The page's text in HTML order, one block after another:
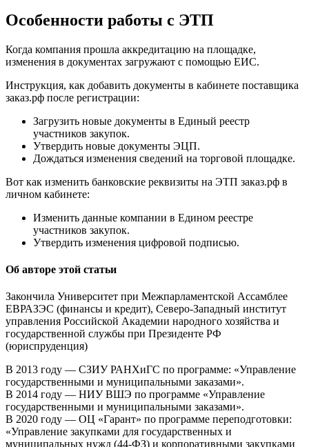
Особенности работы с ЭТП
Когда компания прошла аккредитацию на площадке,
изменения в документах загружают с помощью ЕИС.
Инструкция, как добавить документы в кабинете поставщика
заказ.рф после регистрации:
Загрузить новые документы в Единый реестр
участников закупок.
Утвердить новые документы ЭЦП.
Дождаться изменения сведений на торговой площадке.
Вот как изменить банковские реквизиты на ЭТП заказ.рф в
личном кабинете:
Изменить данные компании в Едином реестре
участников закупок.
Утвердить изменения цифровой подписью.
Об авторе этой статьи
Закончила Университет при Межпарламентской Ассамблее
ЕВРАЗЭС (финансы и кредит), Северо-Западный институт
управления Российской Академии народного хозяйства и
государственной службы при Президенте РФ
(юриспруденция)
В 2013 году — СЗИУ РАНХиГС по программе: «Управление
государственными и муниципальными заказами».
В 2014 году — НИУ ВШЭ по программе «Управление
государственными и муниципальными заказами».
В 2020 году — ОЦ «Гарант» по программе переподготовки:
«Управление закупками для государственных и
муниципальных нужд (44-ФЗ) и корпоративными закупками